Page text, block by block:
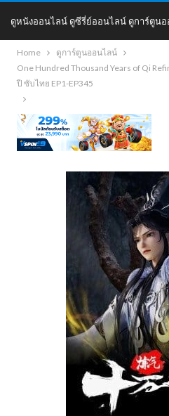
ดูหนังออนไลน์ ดูซีรี่ย์ออนไลน์ ดูการ์ตูนอ
DoDoNung
Home
ดูการ์ตูนออนไลน์
One Hundred Thousand Years of Qi
ปี ซับไทย EP1-EP345